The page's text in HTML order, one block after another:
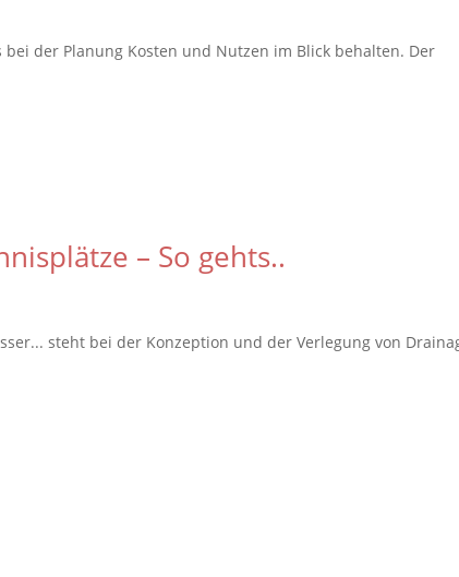
der Planung Kosten und Nutzen im Blick behalten. Der
– So gehts..
steht bei der Konzeption und der Verlegung von